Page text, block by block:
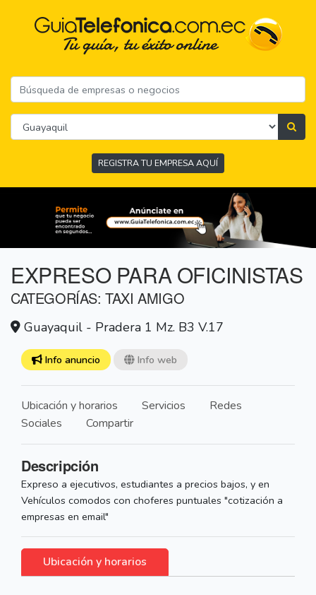
REGISTRA TU EMPRESA AQUÍ
EXPRESO PARA OFICINISTAS
CATEGORÍAS: TAXI AMIGO
Guayaquil - Pradera 1 Mz. B3 V.17
Info anuncio Info web
Ubicación y horarios Servicios
Redes
Sociales
Compartir
Descripción
Expreso a ejecutivos, estudiantes a precios bajos, y en
Vehículos comodos con choferes puntuales "cotización a
empresas en email"
Ubicación y horarios